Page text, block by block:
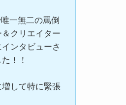
一無二の罵倒
クリエイター
ンタビューさ
！！
して特に緊張